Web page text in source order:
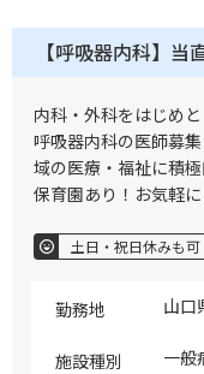
【呼吸器内科】当
内科・外科をはじめ
呼吸器内科の医師募
域の医療・福祉に積
保育園あり！お気軽
土日・祝日休みも可
勤務地 山口
施設種別 一般